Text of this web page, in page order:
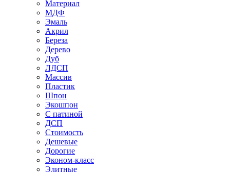
Материал
МДФ
Эмаль
Акрил
Береза
Дерево
Дуб
ЛДСП
Массив
Пластик
Шпон
Экошпон
С патиной
ДСП
Стоимость
Дешевые
Дорогие
Эконом-класс
Элитные